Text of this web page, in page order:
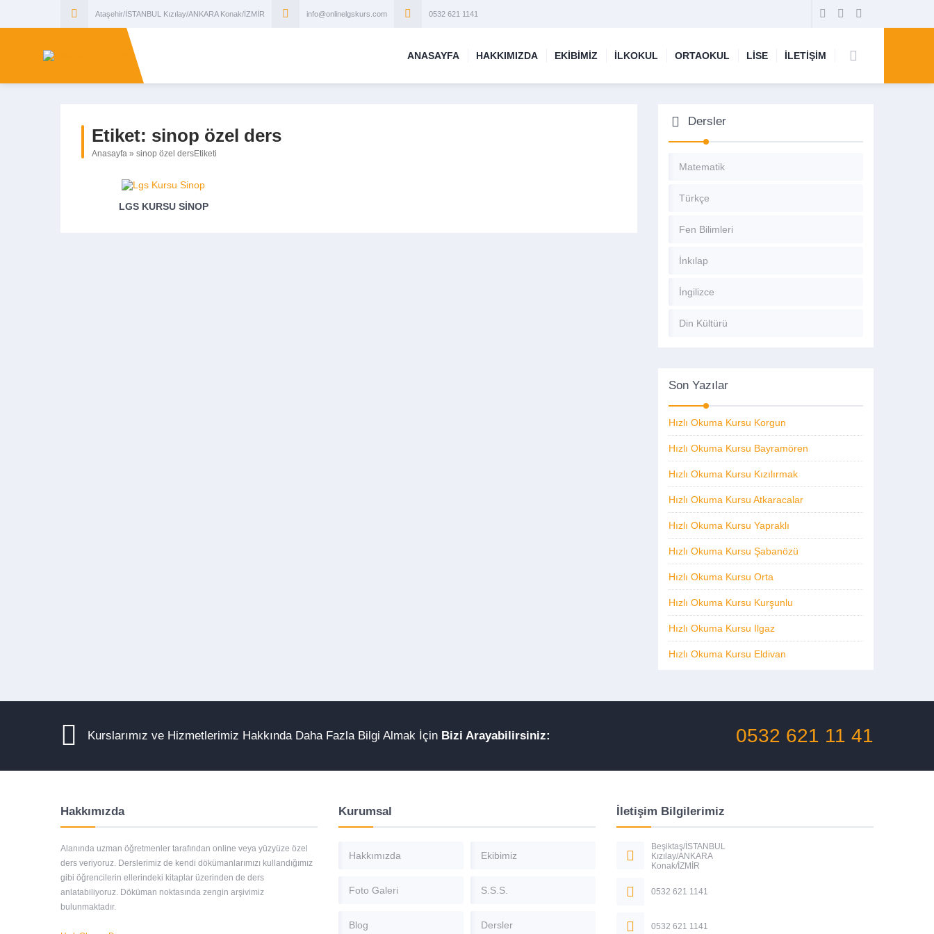
Ataşehir/İSTANBUL Kızılay/ANKARA Konak/İZMİR info@onlinelgskurs.com 0532 621 1141
ANASAYFA HAKKIMIZDA EKİBİMİZ İLKOKUL ORTAOKUL LİSE İLETİŞİM
Etiket: sinop özel ders
Anasayfa » sinop özel dersEtiketi
LGS KURSU SINOP
Dersler
Matematik
Türkçe
Fen Bilimleri
İnkılap
İngilizce
Din Kültürü
Son Yazılar
Hızlı Okuma Kursu Korgun
Hızlı Okuma Kursu Bayramören
Hızlı Okuma Kursu Kızılırmak
Hızlı Okuma Kursu Atkaracalar
Hızlı Okuma Kursu Yapraklı
Hızlı Okuma Kursu Şabanözü
Hızlı Okuma Kursu Orta
Hızlı Okuma Kursu Kurşunlu
Hızlı Okuma Kursu Ilgaz
Hızlı Okuma Kursu Eldivan
Kurslarımız ve Hizmetlerimiz Hakkında Daha Fazla Bilgi Almak İçin Bizi Arayabilirsiniz: 0532 621 11 41
Hakkımızda
Alanında uzman öğretmenler tarafından online veya yüzyüze özel
ders veriyoruz. Derslerimiz de kendi dökümanlarımızı kullandığımız
gibi öğrencilerin ellerindeki kitaplar üzerinden de ders
anlatabiliyoruz. Döküman noktasında zengin arşivimiz
bulunmaktadır.
Kurumsal
Hakkımızda Ekibimiz
Foto Galeri S.S.S.
Blog Dersler
İletişim Bilgilerimiz
Beşiktaş/İSTANBUL
Kızılay/ANKARA
Konak/İZMİR
0532 621 1141
0532 621 1141